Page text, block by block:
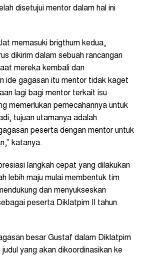
disetujui mentor dalam hal ini
memasuki brigthum kedua,
dikirim dalam sebuah rancangan
mereka kembali dan
ide gagasan itu mentor tidak kaget
lagi bagi mentor terkait isu
memerlukan pemecahannya untuk
tujuan utamanya adalah
peserta dengan mentor untuk
katanya.
langkah cepat yang dilakukan
lebih maju mulai membentuk tim
dan menyukseskan
peserta Diklatpim II tahun
besar Gustaf dalam Diklatpim
judul yang akan dikoordinasikan ke